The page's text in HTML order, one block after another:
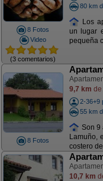
8 Fotos
Video
(3 comentarios)
80 km
Los
un lugar
pequeña
8 Fotos
9,7 km de
2-36+9
55 km
Son 9
Lamuño,
costero
10,7 km